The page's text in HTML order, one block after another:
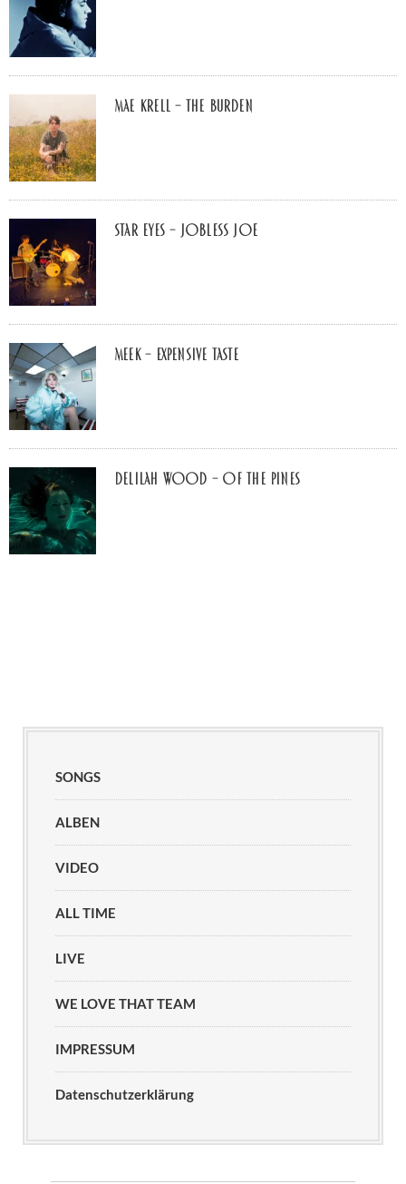
Mae Krell – the burden
Star Eyes – Jobless Joe
MEEK – Expensive Taste
Delilah Wood – of the pines
SONGS
ALBEN
VIDEO
ALL TIME
LIVE
WE LOVE THAT TEAM
IMPRESSUM
Datenschutzerklärung